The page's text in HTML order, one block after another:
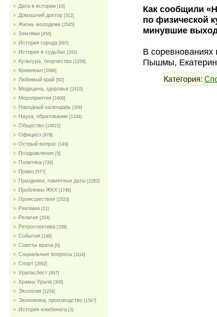
Дата в истории [10]
Домашний доктор [312]
Жизнь молодежи [2545]
Земляки [456]
История города [687]
История в судьбах [292]
Культура, творчество [1258]
Криминал [2066]
Любимый край [82]
Медицина, здоровье [2410]
Мероприятия [2400]
Народный календарь [306]
Наука, образование [1244]
Общество [14921]
Официоз [978]
Острый вопрос [149]
Поздравления [5]
Политика [726]
Право [577]
Праздники, памятные даты [1262]
Проблемы ЖКХ [1746]
Проиcшествия [2323]
Реклама [21]
Религия [204]
Ретроспектива [339]
События [148]
Советы врача [0]
Социальные вопросы [1114]
Спорт [2692]
Ураласбест [997]
Храмы Урала [308]
Экология [1254]
Экономика, производство [1567]
История комбината [3]
Как сообщили
по физической
минувшие
В
Пышмы,
Категория: